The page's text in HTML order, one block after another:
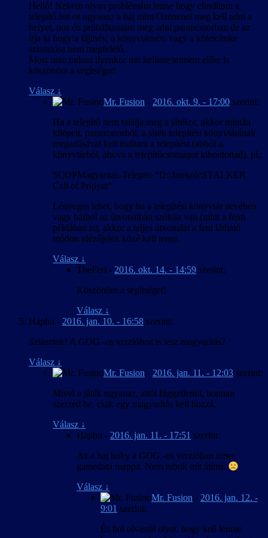
Helló! Nekem olyan problémám lenne hogy elindítom a
telepítő.bat-ot ugyanaz a baj mint Ozenenel meg kell adni a
helyet, nos én próbálkoztam meg adni parancssorban de az
írja ki hogy:a fájlnév, a könyvtárnév, vagy a kötetcímke
szintaxisa nem megfelelő.
Most nem tudom ilyenkor mit kellene tennem előre is
köszönöm a segítséget!
Válasz ↓
Mr. Fusion - 2016. okt. 9. - 17:00 szerint:
Ha a telepítő nem találja meg a játékot, akkor miután
kilépett, parancssorból, a játék telepítési könyvtárának
megadásával kell indítani a telepítést (abból a
könyvtárból, ahova a telepítőcsomagot kibontottad), pl.:
SCOPMagyaritas-Telepito “D:\Jatekok\STALKER
Call of Pripyat”
Lényeges lehet, hogy ha a telepítési könyvtár nevében
vagy bárhol az útvonalban szóköz van (mint a fenti
példában is), akkor a teljes útvonalat a fent látható
módon idézőjelek közé kell tenni.
Válasz ↓
TheFeri - 2016. okt. 14. - 14:59 szerint:
Köszönöm a segítséget!
Válasz ↓
Hapho - 2016. jan. 10. - 16:58 szerint:
Sziasztok! A GOG.-os verzióhoz is lesz magyarítás?
Válasz ↓
Mr. Fusion - 2016. jan. 11. - 12:03 szerint:
Mivel a játék ugyanaz, attól függetlenül, honnan
szerzed be, csak egy magyarítás kell hozzá.
Válasz ↓
Hapho - 2016. jan. 11. - 17:51 szerint:
Az a baj hohy a GOG.-os verzióban nincs
gamedata mappa. Nem tubok mit átírni.
Válasz ↓
Mr. Fusion - 2016. jan. 12. -
9:01 szerint:
És hol olvastál olyat, hogy kell lennie